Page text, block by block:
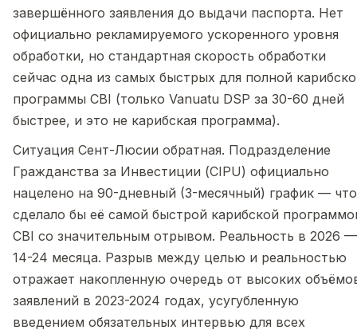
завершённого заявления до выдачи паспорта. Нет
официально рекламируемого ускоренного уровня
обработки, но стандартная скорость обработки
сейчас одна из самых быстрых для полной
программы CBI (только Vanuatu DSP за 30-60 дней
быстрее, и это не карибская программа).
Ситуация Сент-Люсии обратная. Подразделение
Гражданства за Инвестиции (CIPU) официально
нацелено на 90-дневный (3-месячный) график — что
сделало бы её самой быстрой карибской
CBI со значительным отрывом. Реальность в 2026 —
14-24 месяца. Разрыв между целью и реальностью
отражает накопленную очередь от высоких
заявлений в 2023-2024 годах, усугубленную
введением обязательных интервью для всех